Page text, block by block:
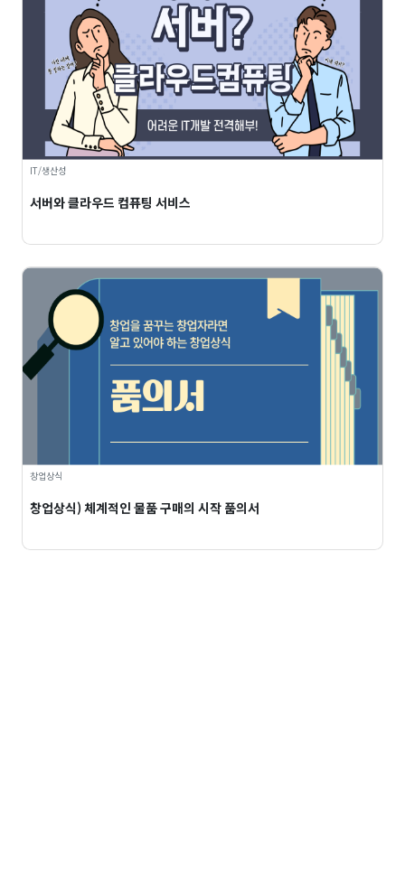
IT/생산성
서버와 클라우드 컴퓨팅 서비스
창업상식
창업상식) 체계적인 물품 구매의 시작 품의서